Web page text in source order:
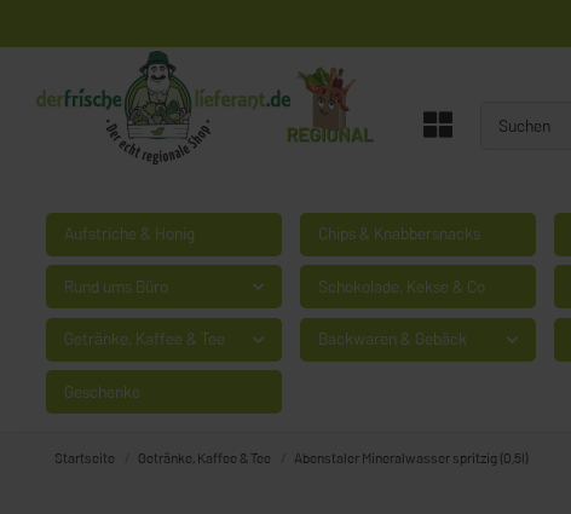
Aufstriche & Honig Chips & Knabbersnacks
Rund ums Büro Schokolade, Kekse & Co
Getränke, Kaffee & Tee Backwaren & Gebäck
Geschenke
Startseite Getränke, Kaffee & Tee Abenstaler Mineralwasser spritzig (0,5l)